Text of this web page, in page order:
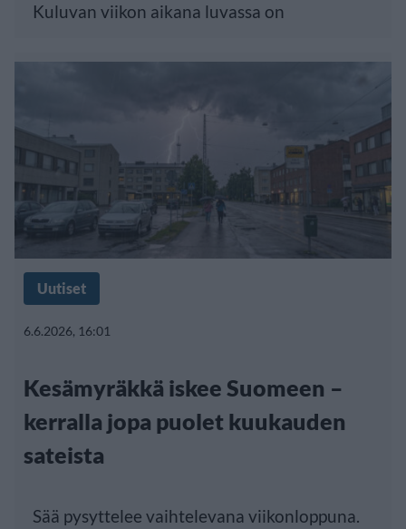
Kuluvan viikon aikana luvassa on
Uutiset
6.6.2026, 16:01
Kesämyräkkä iskee Suomeen –
kerralla jopa puolet kuukauden
sateista
Sää pysyttelee vaihtelevana viikonloppuna.